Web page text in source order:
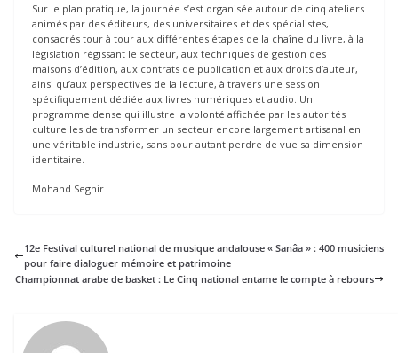
Sur le plan pratique, la journée s’est organisée autour de cinq ateliers
animés par des éditeurs, des universitaires et des spécialistes,
consacrés tour à tour aux différentes étapes de la chaîne du livre, à la
législation régissant le secteur, aux techniques de gestion des
maisons d’édition, aux contrats de publication et aux droits d’auteur,
ainsi qu’aux perspectives de la lecture, à travers une session
spécifiquement dédiée aux livres numériques et audio. Un
programme dense qui illustre la volonté affichée par les autorités
culturelles de transformer un secteur encore largement artisanal en
une véritable industrie, sans pour autant perdre de vue sa dimension
identitaire.
Mohand Seghir
12e Festival culturel national de musique andalouse « Sanâa » : 400 musiciens
pour faire dialoguer mémoire et patrimoine
Championnat arabe de basket : Le Cinq national entame le compte à rebours